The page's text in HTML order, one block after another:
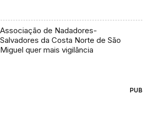
Associação de Nadadores-
Salvadores da Costa Norte de São
Miguel quer mais vigilância
PUB